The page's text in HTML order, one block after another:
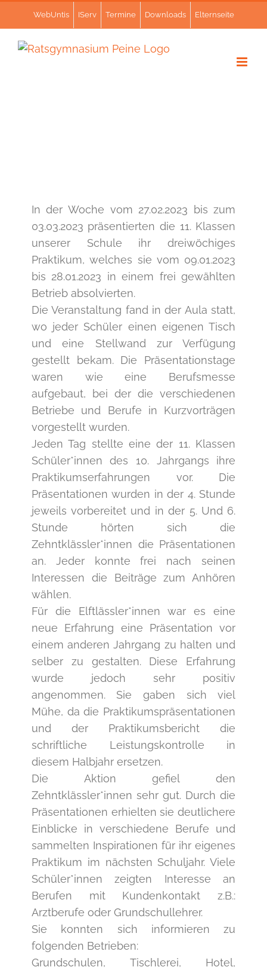
springen
WebUntis IServ Termine Downloads Elternseite
In der Woche vom 27.02.2023 bis zum
03.03.2023 präsentierten die 11. Klassen
unserer Schule ihr dreiwöchiges
Praktikum, welches sie vom 09.01.2023
bis 28.01.2023 in einem frei gewählten
Betrieb absolvierten.
Die Veranstaltung fand in der Aula statt,
wo jeder Schüler einen eigenen Tisch
und eine Stellwand zur Verfügung
gestellt bekam. Die Präsentationstage
waren wie eine Berufsmesse
aufgebaut, bei der die verschiedenen
Betriebe und Berufe in Kurzvorträgen
vorgestellt wurden.
Jeden Tag stellte eine der 11. Klassen
Schüler*innen des 10. Jahrgangs ihre
Praktikumserfahrungen vor. Die
Präsentationen wurden in der 4. Stunde
jeweils vorbereitet und in der 5. Und 6.
Stunde hörten sich die
Zehntklässler*innen die Präsentationen
an. Jeder konnte frei nach seinen
Interessen die Beiträge zum Anhören
wählen.
Für die Elftlässler*innen war es eine
neue Erfahrung eine Präsentation vor
einem anderen Jahrgang zu halten und
selber zu gestalten. Diese Erfahrung
wurde jedoch sehr positiv
angenommen. Sie gaben sich viel
Mühe, da die Praktikumspräsentationen
und der Praktikumsbericht die
schriftliche Leistungskontrolle in
diesem Halbjahr ersetzen.
Die Aktion gefiel den
Zehntklässler*innen sehr gut. Durch die
Präsentationen erhielten sie deutlichere
Einblicke in verschiedene Berufe und
sammelten Inspirationen für ihr eigenes
Praktikum im nächsten Schuljahr. Viele
Schüler*innen zeigten Interesse an
Berufen mit Kundenkontakt z.B.:
Arztberufe oder Grundschullehrer.
Sie konnten sich informieren zu
folgenden Betrieben:
Grundschulen, Tischlerei, Hotel,